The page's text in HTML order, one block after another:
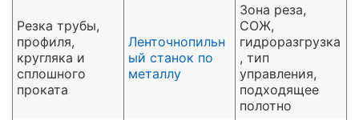
Резка трубы,
профиля,
кругляка и
сплошного
проката
Ленточнопильн
ый станок по
металлу
Зона реза,
СОЖ,
гидроразгрузка
, тип
управления,
подходящее
полотно